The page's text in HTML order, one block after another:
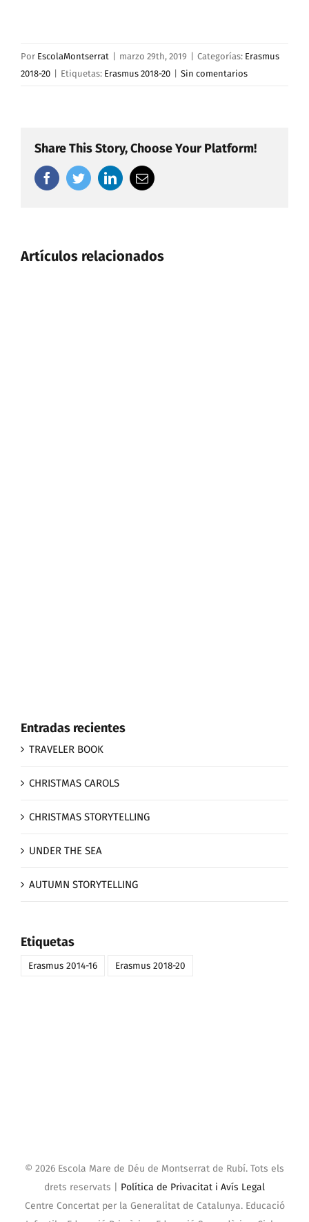
Por EscolaMontserrat marzo 29th, 2019 Categorías: Erasmus
2018-20
Etiquetas: Erasmus 2018-20 Sin comentarios
Share This Story, Choose Your Platform!
facebooktwitterlinkedinCorreo
electrónico
Artículos relacionados
Entradas recientes
TRAVELER BOOK
CHRISTMAS CAROLS
CHRISTMAS STORYTELLING
UNDER THE SEA
AUTUMN STORYTELLING
Etiquetas
Erasmus 2014-16 Erasmus 2018-20
© 2026 Escola Mare de Déu de Montserrat de Rubí. Tots els
drets reservats | Política de Privacitat i Avís Legal
Centre Concertat per la Generalitat de Catalunya. Educació